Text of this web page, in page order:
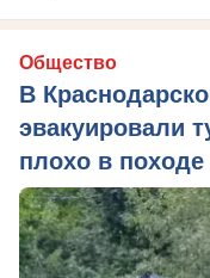
Общество
В
эвакуировали
плохо в походе